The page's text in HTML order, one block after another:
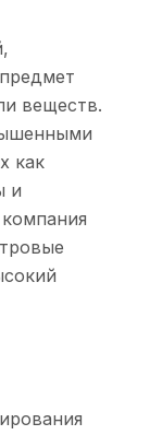
веществ.
как
и